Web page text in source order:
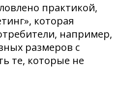
практикой,
которая
например,
размеров с
те, которые не